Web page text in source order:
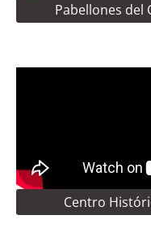
Pabellones del
Centro